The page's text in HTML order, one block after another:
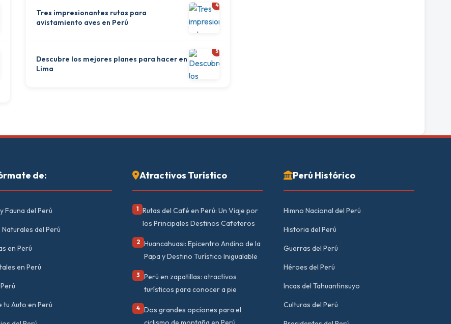
Tres impresionantes rutas para
avistamiento aves en Perú
4
Descubre los mejores planes para hacer en
Lima
5
de:
Fauna del Perú
del Perú
en Perú
en Perú
tu Auto en Perú
Atractivos Turístico
1 Rutas del Café en Perú: Un Viaje por
los Principales Destinos Cafeteros
2 Huancahuasi: Epicentro Andino de la
Papa y Destino Turístico Inigualable
3
Perú en zapatillas: atractivos
turísticos para conocer a pie
4 Dos grandes opciones para el
Perú Histórico
Himno Nacional del Perú
Historia del Perú
Guerras del Perú
Héroes del Perú
Incas del Tahuantinsuyo
Culturas del Perú